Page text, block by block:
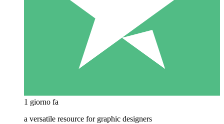
1 giorno fa
a versatile resource for graphic designers